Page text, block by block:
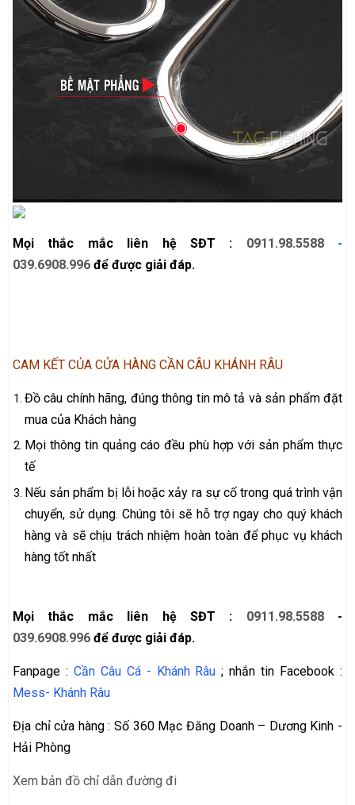
Mọi thắc mắc liên hệ SĐT : 0911.98.5588-
039.6908.996 để được giải đáp.
CAM KẾT CỦA CỬA HÀNG CẦN CÂU KHÁNH RÂU
Đồ câu chính hãng, đúng thông tin mô tả và sản phẩm đặt
mua của Khách hàng
Mọi thông tin quảng cáo đều phù hợp với sản phẩm thực
tế
Nếu sản phẩm bị lỗi hoặc xảy ra sự cố trong quá trình vận
chuyển, sử dụng. Chúng tôi sẽ hỗ trợ ngay cho quý khách
hàng và sẽ chịu trách nhiệm hoàn toàn để phục vụ khách
hàng tốt nhất
Mọi thắc mắc liên hệ SĐT : 0911.98.5588-
039.6908.996 để được giải đáp.
Fanpage : Cần Câu Cá - Khánh Râu ; nhắn tin Facebook :
Mess- Khánh Râu
Địa chỉ cửa hàng : Số 360 Mạc Đăng Doanh – Dương Kinh -
Hải Phòng
Xem bản đồ chỉ dẫn đường đi